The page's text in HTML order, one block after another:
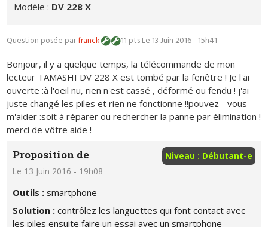
Modèle : DV 228 X
Question posée parfranck 11 ptsLe 13 Juin 2016 - 15h41
Bonjour, il y a quelque temps, la télécommande de mon
lecteur TAMASHI DV 228 X est tombé par la fenêtre ! Je l'ai
ouverte :à l'oeil nu, rien n'est cassé , déformé ou fendu ! j'ai
juste changé les piles et rien ne fonctionne !!pouvez - vous
m'aider :soit à réparer ou rechercher la panne par élimination !
merci de vôtre aide !
Niveau : Débutant-e
Proposition de
Le 13 Juin 2016 - 19h08
Outils :smartphone
Solution :contrôlez les languettes qui font contact avec
les piles ensuite faire un essai avec un smartphone